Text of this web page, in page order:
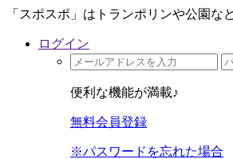
「スポスポ」はトランポリンや公園
ログイン
便利な機能が満載♪
無料会員登録
※パスワードを忘れた場合